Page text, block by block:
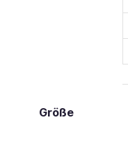
Größe